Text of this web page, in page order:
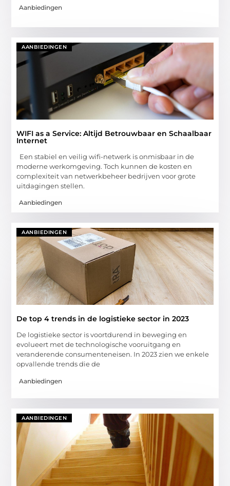
Aanbiedingen
AANBIEDINGEN
WIFI as a Service: Altijd Betrouwbaar en Schaalbaar
Internet
Een stabiel en veilig wifi-netwerk is onmisbaar in de
moderne werkomgeving. Toch kunnen de kosten en
complexiteit van netwerkbeheer bedrijven voor grote
uitdagingen stellen.
Aanbiedingen
AANBIEDINGEN
De top 4 trends in de logistieke sector in 2023
De logistieke sector is voortdurend in beweging en
evolueert met de technologische vooruitgang en
veranderende consumenteneisen. In 2023 zien we enkele
opvallende trends die de
Aanbiedingen
AANBIEDINGEN